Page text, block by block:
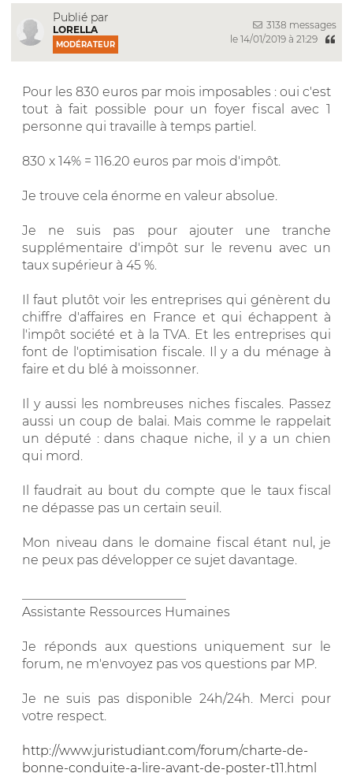
Publié par
LORELLA
MODÉRATEUR
3138 messages
le 14/01/2019 à 21:29
Pour les 830 euros par mois imposables : oui c'est
tout à fait possible pour un foyer fiscal avec 1
personne qui travaille à temps partiel.
830 x 14% = 116.20 euros par mois d'impôt.
Je trouve cela énorme en valeur absolue.
Je ne suis pas pour ajouter une tranche
supplémentaire d'impôt sur le revenu avec un
taux supérieur à 45 %.
Il faut plutôt voir les entreprises qui génèrent du
chiffre d'affaires en France et qui échappent à
l'impôt société et à la TVA. Et les entreprises qui
font de l'optimisation fiscale. Il y a du ménage à
faire et du blé à moissonner.
Il y aussi les nombreuses niches fiscales. Passez
aussi un coup de balai. Mais comme le rappelait
un député : dans chaque niche, il y a un chien
qui mord.
Il faudrait au bout du compte que le taux fiscal
ne dépasse pas un certain seuil.
Mon niveau dans le domaine fiscal étant nul, je
ne peux pas développer ce sujet davantage.
Assistante Ressources Humaines
Je réponds aux questions uniquement sur le
forum, ne m'envoyez pas vos questions par MP.
Je ne suis pas disponible 24h/24h. Merci pour
votre respect.
http://www.juristudiant.com/forum/charte-de-
bonne-conduite-a-lire-avant-de-poster-t11.html